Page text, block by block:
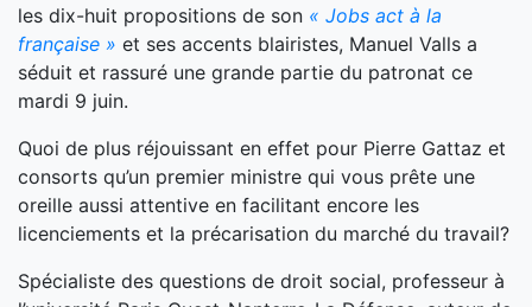
les dix-huit propositions de son « Jobs act à la
française » et ses accents blairistes, Manuel Valls a
séduit et rassuré une grande partie du patronat ce
mardi 9 juin.
Quoi de plus réjouissant en effet pour Pierre Gattaz et
consorts qu’un premier ministre qui vous prête une
oreille aussi attentive en facilitant encore les
licenciements et la précarisation du marché du travail?
Spécialiste des questions de droit social, professeur à